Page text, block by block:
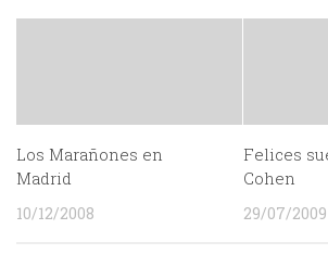
Los Marañones en
Madrid
10/12/2008
Felices
Cohen
29/07/2009